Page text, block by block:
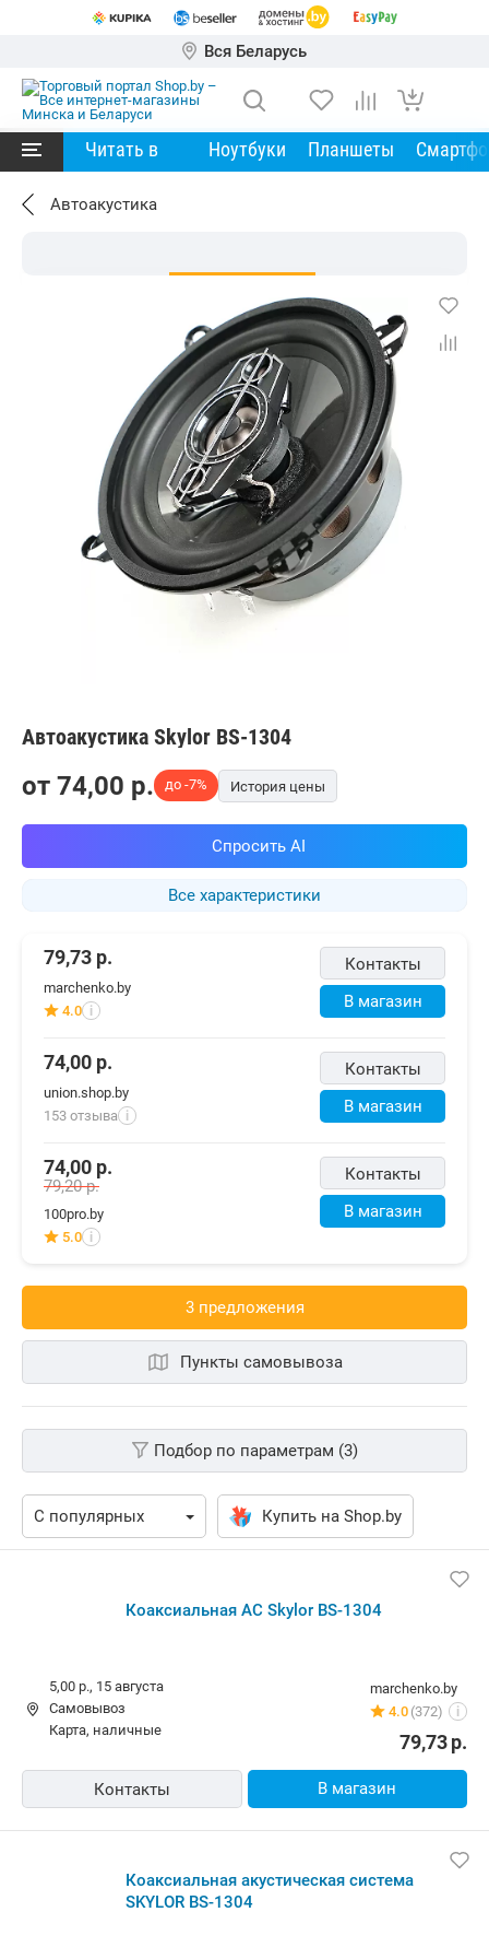
Вся Беларусь
Читать в Ноутбуки Планшеты
Автоакустика
Автоакустика Skylor BS-1304
Все характеристики
от 74,00 p. до -7% История цены
Спросить AI
Контакты
В магазин
79,73 р.
marchenko.by
4.0 i
Контакты
В магазин
74,00 р.
union.shop.by
153 отзыва
i
Контакты
В магазин
74,00 р.
79,20р.
100pro.by
5.0 i
3 предложения
Пункты самовывоза
Подбор по параметрам (3)
Купить на Shop.by
marchenko.by
4.0(372) i
Самовывоз
79,73р.